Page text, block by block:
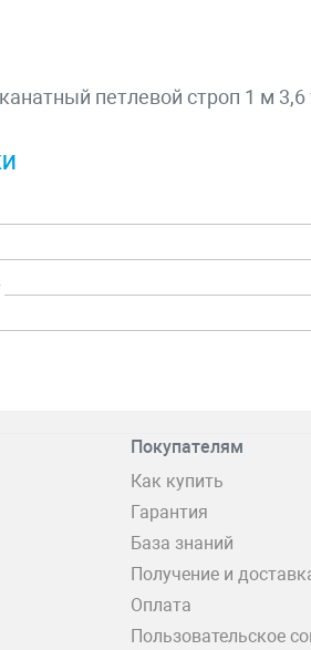
петлевой строп 1 м 3,6
Покупателям
Как купить
Гарантия
База знаний
Получение и
Оплата
Пользовательское